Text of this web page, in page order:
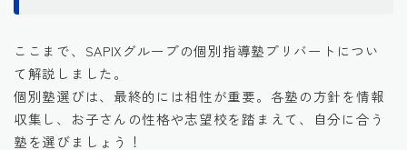
ここまで、SAPIXグループの個別指導塾プリバートについ
て解説しました。
個別塾選びは、最終的には相性が重要。各塾の方針を情報
収集し、お子さんの性格や志望校を踏まえて、自分に合う
塾を選びましょう！